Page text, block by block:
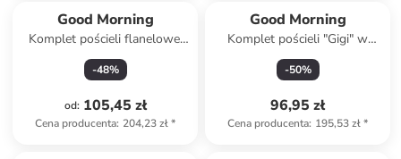
Good Morning
Komplet pościeli flanelowej
"Bernardus" w kolorze
beżowym
-48%
od: 105,45 zł
Cena producenta: 204,23 zł*
Good Morning
Komplet pościeli "Gigi" w
kolorze zielonym
-50%
96,95 zł
Cena producenta: 195,53 zł*